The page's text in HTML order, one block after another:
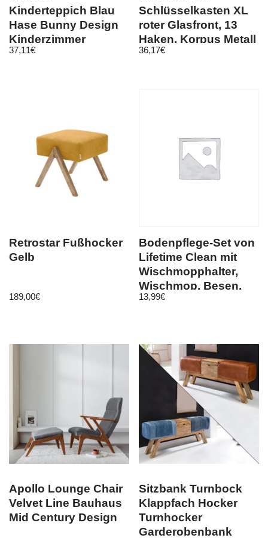
Kinderteppich Blau
Hase Bunny Design
Kinderzimmer
Teppich Weich
37,11€
Schlüsselkasten XL
roter Glasfront, 13
Haken, Korpus Metall
grau
36,17€
Retrostar Fußhocker
Gelb
189,00€
Bodenpflege-Set von
Lifetime Clean mit
Wischmopphalter,
Wischmop, Besen,
Schrubber…
13,99€
Apollo Lounge Chair
Velvet Line Bauhaus
Mid Century Design
Sitzbank Turnbock
Klappfach Hocker
Turnhocker
Garderobenbank